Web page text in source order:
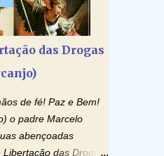
do Espírito Santo,
retamente todas as
sua consolação. Por
Amém. Creio: Creio
Cristo, seu único
que foi concebido pelo
nasceu da Virgem
das Drogas
de fé! Paz e Bem!
o padre Marcelo
abençoadas
das Drogas